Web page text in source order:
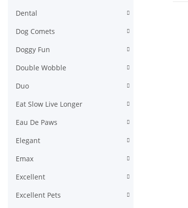
Dental
Dog Comets
Doggy Fun
Double Wobble
Duo
Eat Slow Live Longer
Eau De Paws
Elegant
Emax
Excellent
Excellent Pets